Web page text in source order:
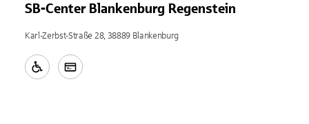
SB-Center Blankenburg Regenstein
Karl-Zerbst-Straße 28, 38889 Blankenburg